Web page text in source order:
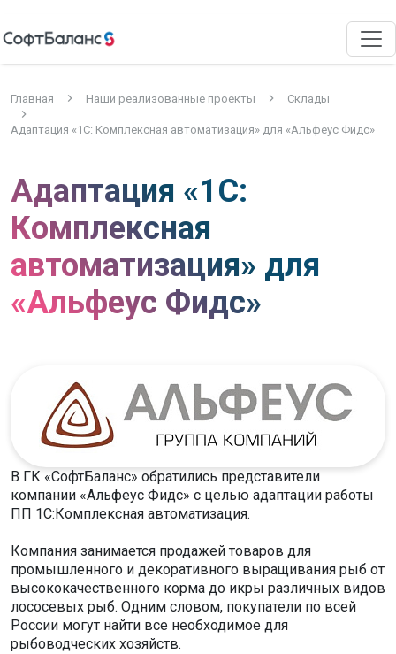
Главная Наши реализованные проекты Склады
Адаптация «1С: Комплексная автоматизация» для «Альфеус Фидс»
Адаптация «1С:
Комплексная
автоматизация» для
«Альфеус Фидс»
В ГК «СофтБаланс» обратились представители
компании «Альфеус Фидс» с целью адаптации работы
ПП 1С:Комплексная автоматизация.
Компания занимается продажей товаров для
промышленного и декоративного выращивания рыб от
высококачественного корма до икры различных видов
лососевых рыб. Одним словом, покупатели по всей
России могут найти все необходимое для
рыбоводческих хозяйств.